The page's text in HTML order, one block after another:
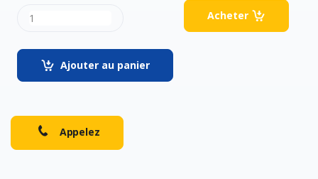
Ajouter au panier
Acheter
Appelez